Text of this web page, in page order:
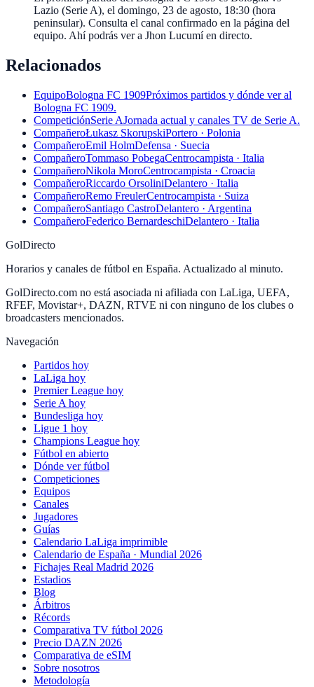
Lazio (Serie A), el domingo, 23 de agosto, 18:30 (hora
peninsular). Consulta el canal confirmado en la página del
equipo. Ahí podrás ver a Jhon Lucumí en directo.
Relacionados
EquipoBologna FC 1909Próximos partidos y dónde ver al
Bologna FC 1909.
CompeticiónSerie AJornada actual y canales TV de Serie A.
CompañeroŁukasz SkorupskiPortero · Polonia
CompañeroEmil HolmDefensa · Suecia
CompañeroTommaso PobegaCentrocampista · Italia
CompañeroNikola MoroCentrocampista · Croacia
CompañeroRiccardo OrsoliniDelantero · Italia
CompañeroRemo FreulerCentrocampista · Suiza
CompañeroSantiago CastroDelantero · Argentina
CompañeroFederico BernardeschiDelantero · Italia
GolDirecto
Horarios y canales de fútbol en España. Actualizado al minuto.
GolDirecto.com no está asociada ni afiliada con LaLiga, UEFA,
RFEF, Movistar+, DAZN, RTVE ni con ninguno de los clubes o
broadcasters mencionados.
Navegación
Partidos hoy
LaLiga hoy
Premier League hoy
Serie A hoy
Bundesliga hoy
Ligue 1 hoy
Champions League hoy
Fútbol en abierto
Dónde ver fútbol
Competiciones
Equipos
Canales
Jugadores
Guías
Calendario LaLiga imprimible
Calendario de España · Mundial 2026
Fichajes Real Madrid 2026
Estadios
Blog
Árbitros
Récords
Comparativa TV fútbol 2026
Precio DAZN 2026
Comparativa de eSIM
Sobre nosotros
Metodología